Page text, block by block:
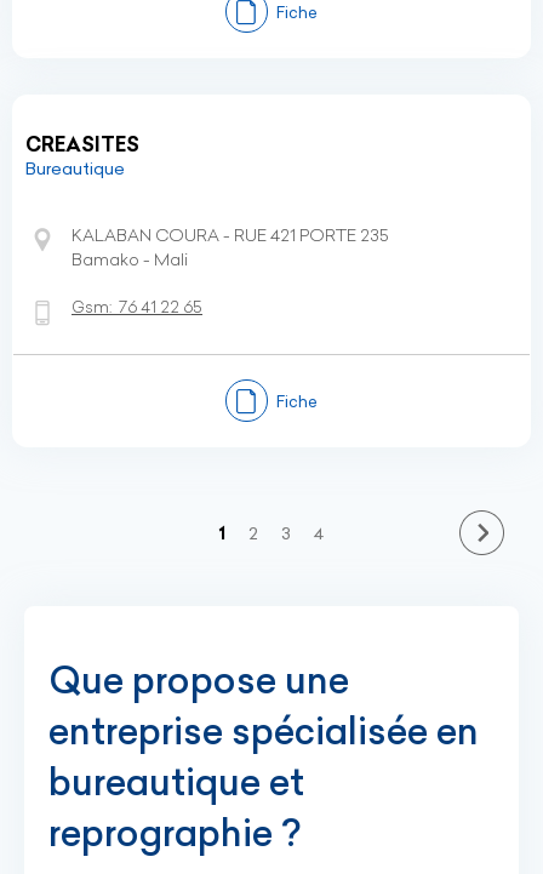
Fiche
CREASITES
Bureautique
KALABAN COURA - RUE 421 PORTE 235
Bamako - Mali
Gsm: 76 41 22 65
Fiche
1(current)
2 3 4
Que propose une
entreprise spécialisée en
bureautique et
reprographie ?